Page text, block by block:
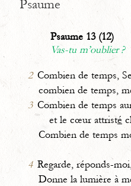
Psaume
Psaume 13 (12)
Vas-tu m’oublier ?
2 Combien de temps,
combien de temps,
3 Combien de temps
et le cœur attristé
Combien de temps
4 Regarde, réponds-
Donne la lumière à